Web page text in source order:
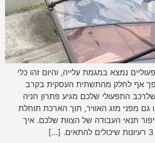
נמצא במגמת עלייה, והיום זהו כלי
אף לחלק מהתשתית העסקית בקרב
התפעולי שלכם מגיע פתרון חניה
גם מפני מזג האוויר, תוך הארכת תוחלת
תנאי העבודה של הצוות שלכם. איך